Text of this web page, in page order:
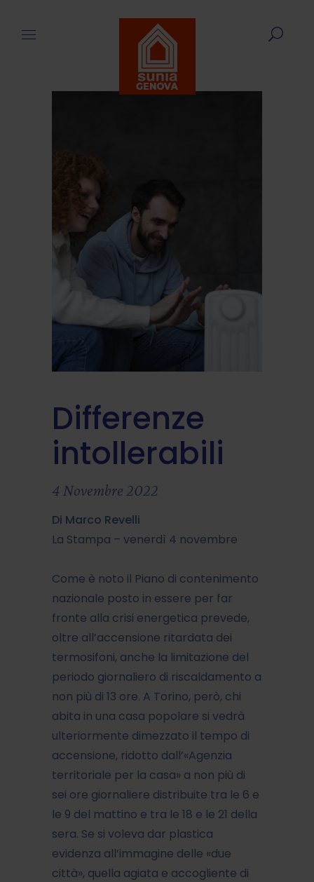
Differenze
intollerabili
4 Novembre 2022
Di Marco Revelli
La Stampa – venerdì 4 novembre
Come è noto il Piano di contenimento
nazionale posto in essere per far
fronte alla crisi energetica prevede,
oltre all’accensione ritardata dei
termosifoni, anche la limitazione del
periodo giornaliero di riscaldamento a
non più di 13 ore. A Torino, però, chi
abita in una casa popolare si vedrà
ulteriormente dimezzato il tempo di
accensione, ridotto dall’«Agenzia
territoriale per la casa» a non più di
sei ore giornaliere distribuite tra le 6 e
le 9 del mattino e tra le 18 e le 21 della
sera. Se si voleva dar plastica
evidenza all’immagine delle «due
città», quella agiata e accogliente di